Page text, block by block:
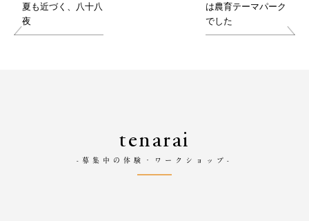
夏も近づく、八十八
夜
は農育テーマパーク
でした
tenarai
-募集中の体験・ワークショップ-